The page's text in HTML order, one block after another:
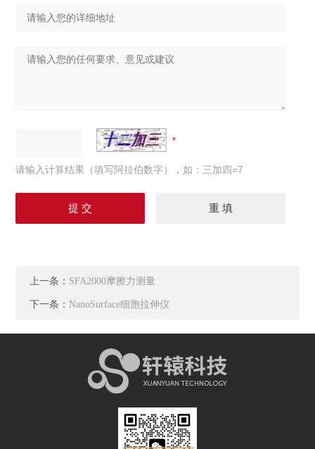
请输入计算结果（填写阿拉伯数字），如：三加四=7
上一条： SFA2000摩擦力测量
下一条： NanoSurface细胞拉伸仪